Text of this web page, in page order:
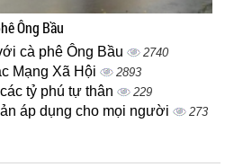
Ông Bầu
cà phê Ông Bầu 2740
Mạng Xã Hội 2893
tỷ phú tự thân 229
áp dụng cho mọi người 273